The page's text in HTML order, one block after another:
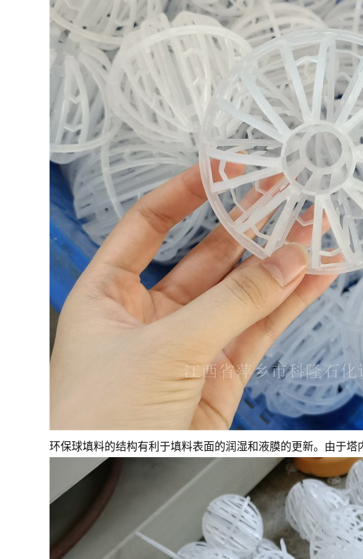
环保球填料的结构有利于填料表面的润湿和液膜的更新。由于